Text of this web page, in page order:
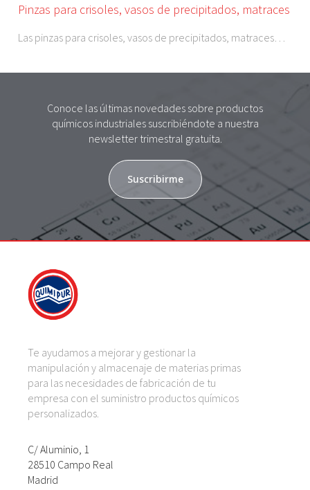
Pinzas para crisoles, vasos de precipitados, matraces
Las pinzas para crisoles, vasos de precipitados, matraces…
Conoce las últimas novedades sobre productos
químicos industriales suscribiéndote a nuestra
newsletter trimestral gratuita.
Suscribirme
Te ayudamos a mejorar y gestionar la
manipulación y almacenaje de materias primas
para las necesidades de fabricación de tu
empresa con el suministro productos químicos
personalizados.
C/ Aluminio, 1
28510 Campo Real
Madrid